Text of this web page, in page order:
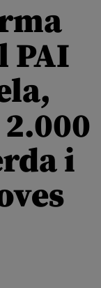
PAI
i